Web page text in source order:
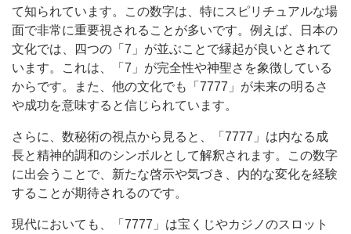
て知られています。この数字は、特にスピリチュアルな場
面で非常に重要視されることが多いです。例えば、日本の
文化では、四つの「7」が並ぶことで縁起が良いとされて
います。これは、「7」が完全性や神聖さを象徴している
からです。また、他の文化でも「7777」が未来の明るさ
や成功を意味すると信じられています。
さらに、数秘術の視点から見ると、「7777」は内なる成
長と精神的調和のシンボルとして解釈されます。この数字
に出会うことで、新たな啓示や気づき、内的な変化を経験
することが期待されるのです。
現代においても、「7777」は宝くじやカジノのスロット